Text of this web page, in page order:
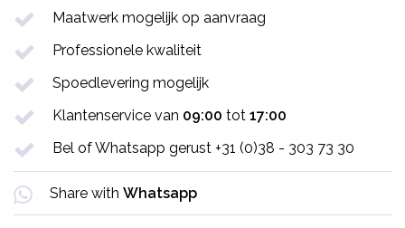
Maatwerk mogelijk op aanvraag
Professionele kwaliteit
Spoedlevering mogelijk
Klantenservice van 09:00 tot 17:00
Bel of Whatsapp gerust +31 (0)38 - 303 73 30
Share with Whatsapp